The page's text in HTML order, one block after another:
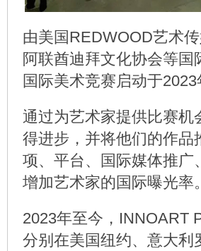
由美国REDWOOD艺术
阿联酋迪拜文化协会等
国际美术竞赛启动于2023
通过为艺术家提供比赛机
得进步，并将他们的作品
项、平台、国际媒体推广
增加艺术家的国际曝光率。
2023年至今，INNOART
分别在美国纽约、意大利